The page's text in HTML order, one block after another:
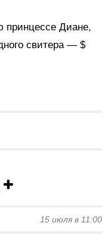
принцессе Диане,
свитера — $
15 июля в 11:00